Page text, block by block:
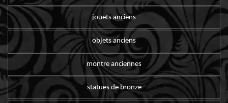
jouets anciens
objets anciens
montre anciennes
statues de bronze